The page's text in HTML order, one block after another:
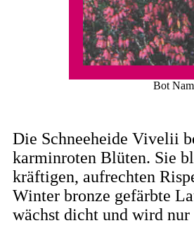
Bot
Die Schneeheide Vivelii
karminroten Blüten. Sie
kräftigen, aufrechten
Winter bronze gefärbte
wächst dicht und wird nur